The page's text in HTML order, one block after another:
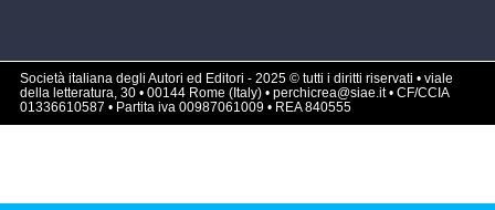
Società italiana degli Autori ed Editori - 2025 © tutti i diritti riservati • viale
della letteratura, 30 • 00144 Rome (Italy) • perchicrea@siae.it • CF/CCIA
01336610587 • Partita iva 00987061009 • REA 840555